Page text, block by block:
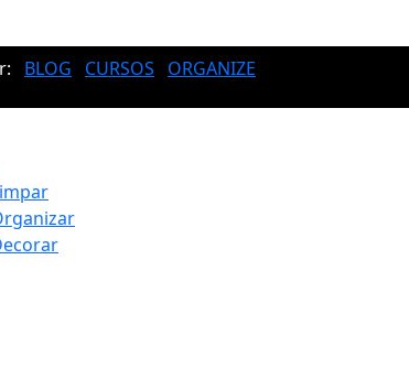
BLOG CURSOS ORGANIZE